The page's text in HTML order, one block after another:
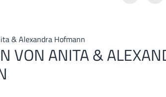
& Alexandra Hofmann
VON ANITA &